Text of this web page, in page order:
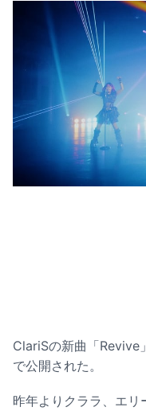
ClariSの新曲「Revive
で公開された。
昨年よりクララ、エ